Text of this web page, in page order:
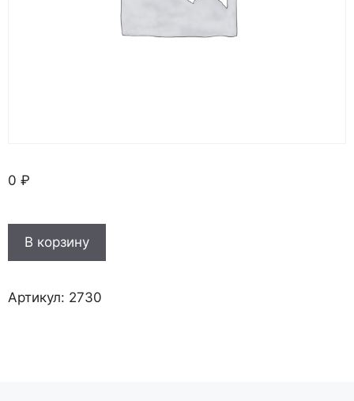
0 ₽
товара
цирка”
В корзину
Артикул: 2730